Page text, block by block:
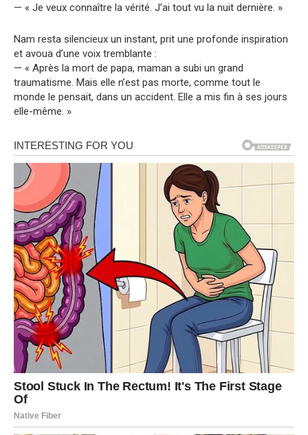
— « Je veux connaître la vérité. J’ai tout vu la nuit dernière. »
Nam resta silencieux un instant, prit une profonde inspiration
et avoua d’une voix tremblante :
— « Après la mort de papa, maman a subi un grand
traumatisme. Mais elle n’est pas morte, comme tout le
monde le pensait, dans un accident. Elle a mis fin à ses jours
elle-même. »